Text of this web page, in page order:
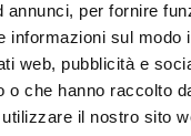
per fornire
informazioni sul
web, pubblicità e
che hanno raccolto
il nostro sito